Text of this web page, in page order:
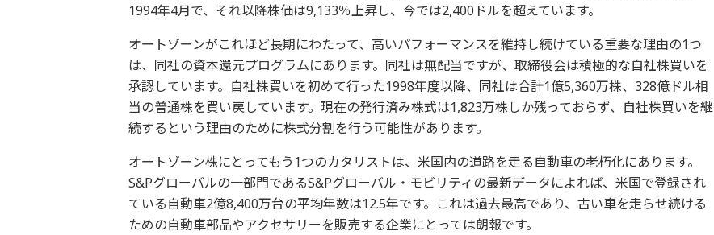
1994年4月で、それ以降株価は9,133％上昇し、今では2,400ドルを超えています。
オートゾーンがこれほど長期にわたって、高いパフォーマンスを維持し続けている重要な理由の1つ
は、同社の資本還元プログラムにあります。同社は無配当ですが、取締役会は積極的な自社株買いを
承認しています。自社株買いを初めて行った1998年度以降、同社は合計1億5,360万株、328億ドル相
当の普通株を買い戻しています。現在の発行済み株式は1,823万株しか残っておらず、自社株買いを継
続するという理由のために株式分割を行う可能性があります。
オートゾーン株にとってもう1つのカタリストは、米国内の道路を走る自動車の老朽化にあります。
S&Pグローバルの一部門であるS&Pグローバル・モビリティの最新データによれば、米国で登録され
ている自動車2億8,400万台の平均年数は12.5年です。これは過去最高であり、古い車を走らせ続ける
ための自動車部品やアクセサリーを販売する企業にとっては朗報です。